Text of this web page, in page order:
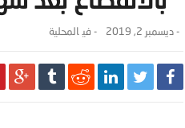
-ديسمبر 2, 2019 - ‎في المحلية